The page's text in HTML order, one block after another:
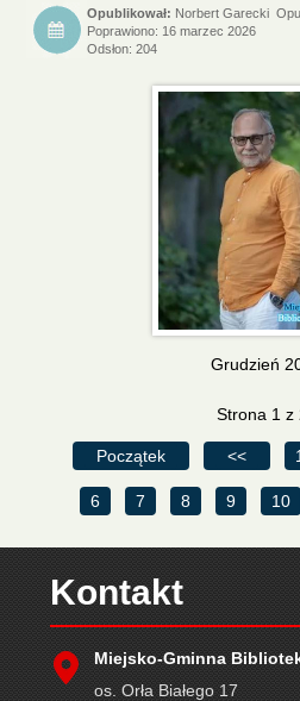
Norbert Garecki
Poprawiono: 16 marzec 2026
Odsłon: 204
Grudzień
Strona 1 z
Początek << 1
6 7 8 9 10
Kontakt
Miejsko-Gminna
os. Orła Białego 17